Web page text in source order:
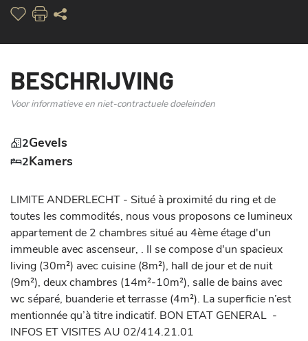
BESCHRIJVING
Voor informatieve en niet-contractuele doeleinden
2Gevels
2Kamers
LIMITE ANDERLECHT - Situé à proximité du ring et de
toutes les commodités, nous vous proposons ce lumineux
appartement de 2 chambres situé au 4ème étage d'un
immeuble avec ascenseur, . Il se compose d'un spacieux
living (30m²) avec cuisine (8m²), hall de jour et de nuit
(9m²), deux chambres (14m²-10m²), salle de bains avec
wc séparé, buanderie et terrasse (4m²). La superficie n’est
mentionnée qu’à titre indicatif. BON ETAT GENERAL  -
INFOS ET VISITES AU 02/414.21.01